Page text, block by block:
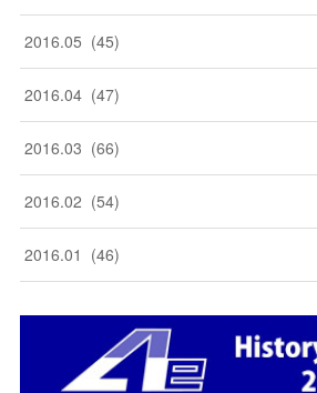
2016.05 (45)
2016.04 (47)
2016.03 (66)
2016.02 (54)
2016.01 (46)